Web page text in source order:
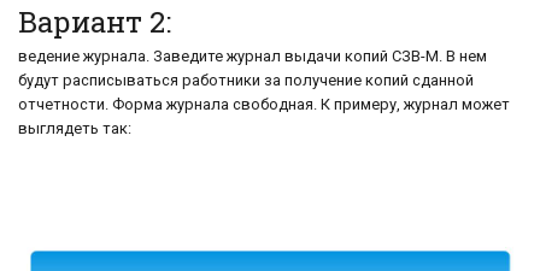
Вариант 2:
ведение журнала. Заведите журнал выдачи копий СЗВ-М. В нем
будут расписываться работники за получение копий сданной
отчетности. Форма журнала свободная. К примеру, журнал может
выглядеть так: